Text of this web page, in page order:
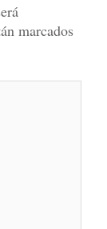
marcados